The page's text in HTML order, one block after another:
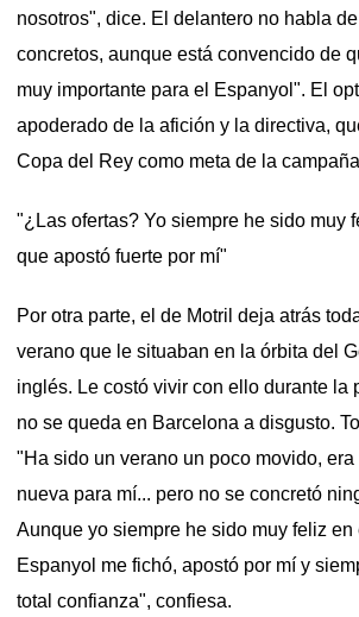
nosotros", dice. El delantero no habla
concretos, aunque está convencido de
muy importante para el Espanyol". El
apoderado de la afición y la directiva,
Copa del Rey como meta de la
"¿Las ofertas? Yo siempre he sido muy
que apostó fuerte por mí"
Por otra parte, el de Motril deja atrás
verano que le situaban en la órbita del
inglés. Le costó vivir con ello durante la
no se queda en Barcelona a disgusto.
"Ha sido un verano un poco movido,
nueva para mí... pero no se concretó
Aunque yo siempre he sido muy feliz en
Espanyol me fichó, apostó por mí y
total confianza", confiesa.